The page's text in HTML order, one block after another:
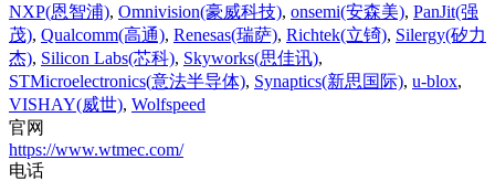
NXP(恩智浦), Omnivision(豪威科技), onsemi(安森美), PanJit(强
茂), Qualcomm(高通), Renesas(瑞萨), Richtek(立锜), Silergy(矽力
杰), Silicon Labs(芯科), Skyworks(思佳讯),
STMicroelectronics(意法半导体), Synaptics(新思国际), u-blox,
VISHAY(威世), Wolfspeed
官网
https://www.wtmec.com/
电话